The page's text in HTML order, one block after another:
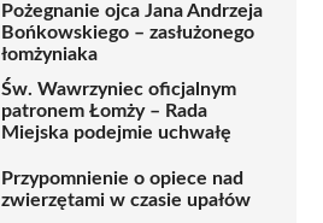
Pożegnanie ojca Jana Andrzeja
Bońkowskiego – zasłużonego
łomżyniaka
Św. Wawrzyniec oficjalnym
patronem Łomży – Rada
Miejska podejmie uchwałę
Przypomnienie o opiece nad
zwierzętami w czasie upałów